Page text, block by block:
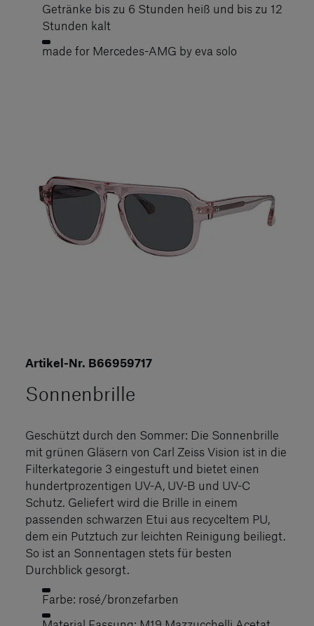
Getränke bis zu 6 Stunden heiß und bis zu 12
Stunden kalt
made for Mercedes-AMG by eva solo
Artikel-Nr. B66959717
Sonnenbrille
Geschützt durch den Sommer: Die Sonnenbrille
mit grünen Gläsern von Carl Zeiss Vision ist in die
Filterkategorie 3 eingestuft und bietet einen
hundertprozentigen UV-A, UV-B und UV-C
Schutz. Geliefert wird die Brille in einem
passenden schwarzen Etui aus recyceltem PU,
dem ein Putztuch zur leichten Reinigung beiliegt.
So ist an Sonnentagen stets für besten
Durchblick gesorgt.
Farbe: rosé/bronzefarben